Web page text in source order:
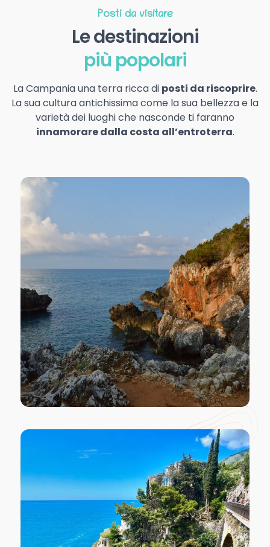
Posti da visitare
Le destinazioni
più popolari
La Campania una terra ricca di posti da riscoprire.
La sua cultura antichissima come la sua bellezza e la
varietà dei luoghi che nasconde ti faranno
innamorare dalla costa all’entroterra.